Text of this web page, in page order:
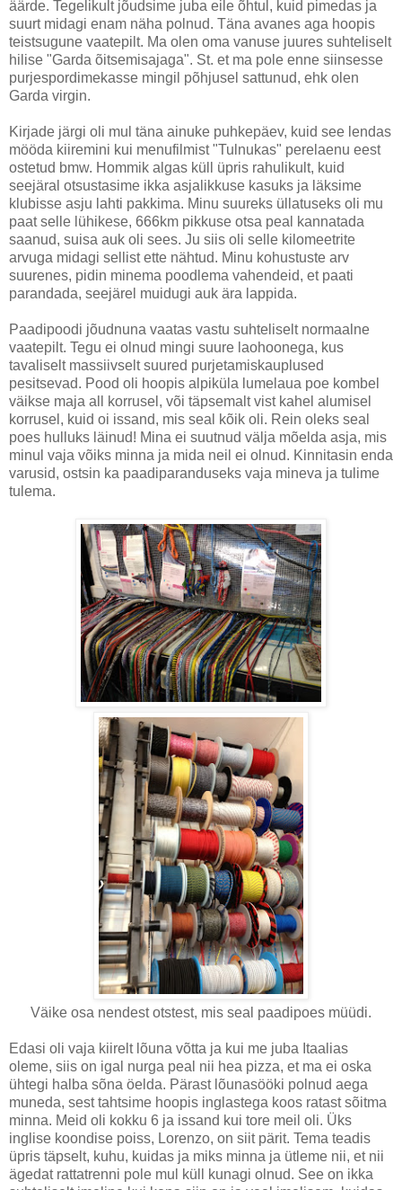
äärde. Tegelikult jõudsime juba eile õhtul, kuid pimedas ja
suurt midagi enam näha polnud. Täna avanes aga hoopis
teistsugune vaatepilt. Ma olen oma vanuse juures suhteliselt
hilise "Garda õitsemisajaga". St. et ma pole enne siinsesse
purjespordimekasse mingil põhjusel sattunud, ehk olen
Garda virgin.
Kirjade järgi oli mul täna ainuke puhkepäev, kuid see lendas
mööda kiiremini kui menufilmist "Tulnukas" perelaenu eest
ostetud bmw. Hommik algas küll üpris rahulikult, kuid
seejäral otsustasime ikka asjalikkuse kasuks ja läksime
klubisse asju lahti pakkima. Minu suureks üllatuseks oli mu
paat selle lühikese, 666km pikkuse otsa peal kannatada
saanud, suisa auk oli sees. Ju siis oli selle kilomeetrite
arvuga midagi sellist ette nähtud. Minu kohustuste arv
suurenes, pidin minema poodlema vahendeid, et paati
parandada, seejärel muidugi auk ära lappida.
Paadipoodi jõudnuna vaatas vastu suhteliselt normaalne
vaatepilt. Tegu ei olnud mingi suure laohoonega, kus
tavaliselt massiivselt suured purjetamiskauplused
pesitsevad. Pood oli hoopis alpiküla lumelaua poe kombel
väikse maja all korrusel, või täpsemalt vist kahel alumisel
korrusel, kuid oi issand, mis seal kõik oli. Rein oleks seal
poes hulluks läinud! Mina ei suutnud välja mõelda asja, mis
minul vaja võiks minna ja mida neil ei olnud. Kinnitasin enda
varusid, ostsin ka paadiparanduseks vaja mineva ja tulime
tulema.
Väike osa nendest otstest, mis seal paadipoes müüdi.
Edasi oli vaja kiirelt lõuna võtta ja kui me juba Itaalias
oleme, siis on igal nurga peal nii hea pizza, et ma ei oska
ühtegi halba sõna öelda. Pärast lõunasööki polnud aega
muneda, sest tahtsime hoopis inglastega koos ratast sõitma
minna. Meid oli kokku 6 ja issand kui tore meil oli. Üks
inglise koondise poiss, Lorenzo, on siit pärit. Tema teadis
üpris täpselt, kuhu, kuidas ja miks minna ja ütleme nii, et nii
ägedat rattatrenni pole mul küll kunagi olnud. See on ikka